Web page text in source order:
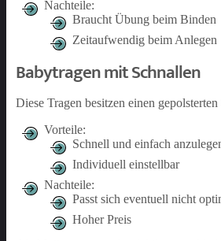
Nachteile:
Braucht Übung beim Binden
Zeitaufwendig beim Anlegen
Babytragen mit Schnallen
Diese Tragen besitzen einen
Vorteile:
Schnell und einfach
Individuell einstellbar
Nachteile:
Passt sich eventuell nicht
Hoher Preis